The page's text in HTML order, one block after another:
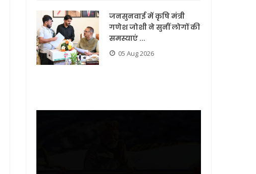
जनसुनवाई में कृषि मंत्री
गणेश जोशी ने सुनीं लोगों की
समस्याएं ...
05 Aug 2026